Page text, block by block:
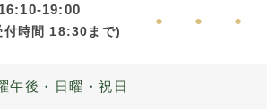
16:10-19:00
時間 18:30まで)
● ● ●
午後・日曜・祝日